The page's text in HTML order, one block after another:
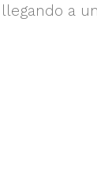
a